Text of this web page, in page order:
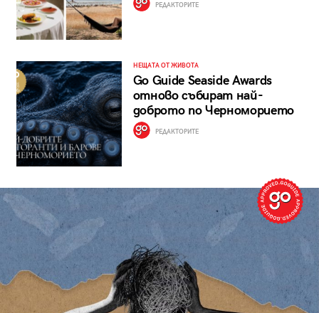
РЕДАКТОРИТЕ
НЕЩАТА ОТ ЖИВОТА
Go Guide Seaside Awards
отново събират най-
доброто по Черноморието
РЕДАКТОРИТЕ